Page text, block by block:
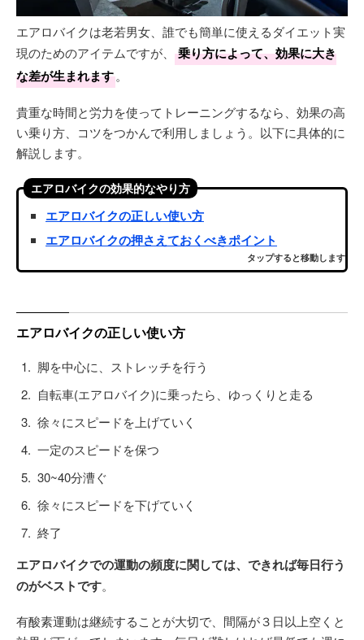
エアロバイクは老若男女、誰でも簡単に使えるダイエット実
現のためのアイテムですが、
乗り方によって、効果に大き
な差が生まれます。
貴重な時間と労力を使ってトレーニングするなら、効果の高
い乗り方、コツをつかんで利用しましょう。以下に具体的に
解説します。
エアロバイクの効果的なやり方
エアロバイクの正しい使い方
エアロバイクの押さえておくべきポイント
タップすると移動します
エアロバイクの正しい使い方
脚を中心に、ストレッチを行う
自転車(エアロバイク)に乗ったら、ゆっくりと走る
徐々にスピードを上げていく
一定のスピードを保つ
30~40分漕ぐ
徐々にスピードを下げていく
終了
エアロバイクでの運動の頻度に関しては、できれば毎日行う
のがベストです。
有酸素運動は継続することが大切で、間隔が３日以上空くと